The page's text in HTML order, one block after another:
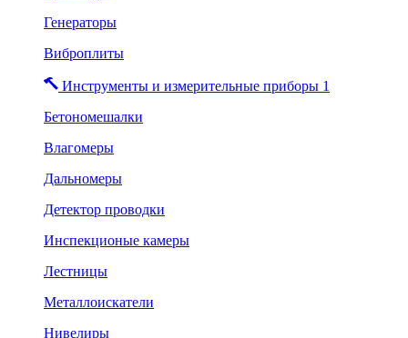
Генераторы
Виброплиты
Инструменты и измерительные приборы 1
Бетономешалки
Влагомеры
Дальномеры
Детектор проводки
Инспекционые камеры
Лестницы
Металлоискатели
Нивелиры